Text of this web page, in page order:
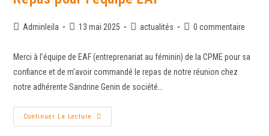
Adminleila 13 mai 2025 actualités 0 commentaire
Merci à l’équipe de EAF (entreprenariat au féminin) de la CPME pour sa
confiance et de m’avoir commandé le repas de notre réunion chez
notre adhérente Sandrine Genin de société…
Continuer La Lecture